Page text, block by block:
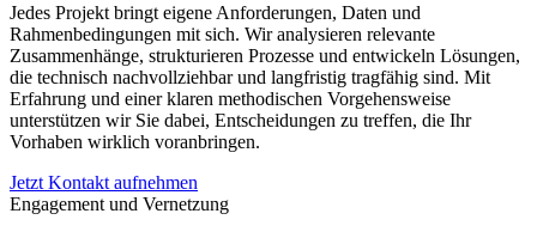
Jedes Projekt bringt eigene Anforderungen, Daten und
Rahmenbedingungen mit sich. Wir analysieren relevante
Zusammenhänge, strukturieren Prozesse und entwickeln Lösungen,
die technisch nachvollziehbar und langfristig tragfähig sind. Mit
Erfahrung und einer klaren methodischen Vorgehensweise
unterstützen wir Sie dabei, Entscheidungen zu treffen, die Ihr
Vorhaben wirklich voranbringen.
Jetzt Kontakt aufnehmen
Engagement und Vernetzung